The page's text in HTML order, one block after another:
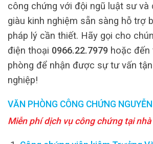
công chứng với đội ngũ luật sư và
giàu kinh nghiệm sẵn sàng hỗ trợ
pháp lý cần thiết. Hãy gọi cho
điện thoại 0966.22.7979 hoặc đến
phòng để nhận được sự tư vấn
nghiệp!
VĂN PHÒNG CÔNG CHỨNG
Miễn phí dịch vụ công chứng tại nhà